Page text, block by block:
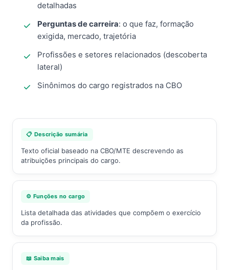
detalhadas
Perguntas de carreira: o que faz, formação
exigida, mercado, trajetória
Profissões e setores relacionados (descoberta
lateral)
Sinônimos do cargo registrados na CBO
📋 Descrição sumária
Texto oficial baseado na CBO/MTE descrevendo as
atribuições principais do cargo.
⚙️ Funções no cargo
Lista detalhada das atividades que compõem o exercício
da profissão.
📖 Saiba mais